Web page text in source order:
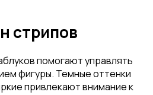
стрипов
помогают управлять
фигуры. Темные оттенки
привлекают внимание к